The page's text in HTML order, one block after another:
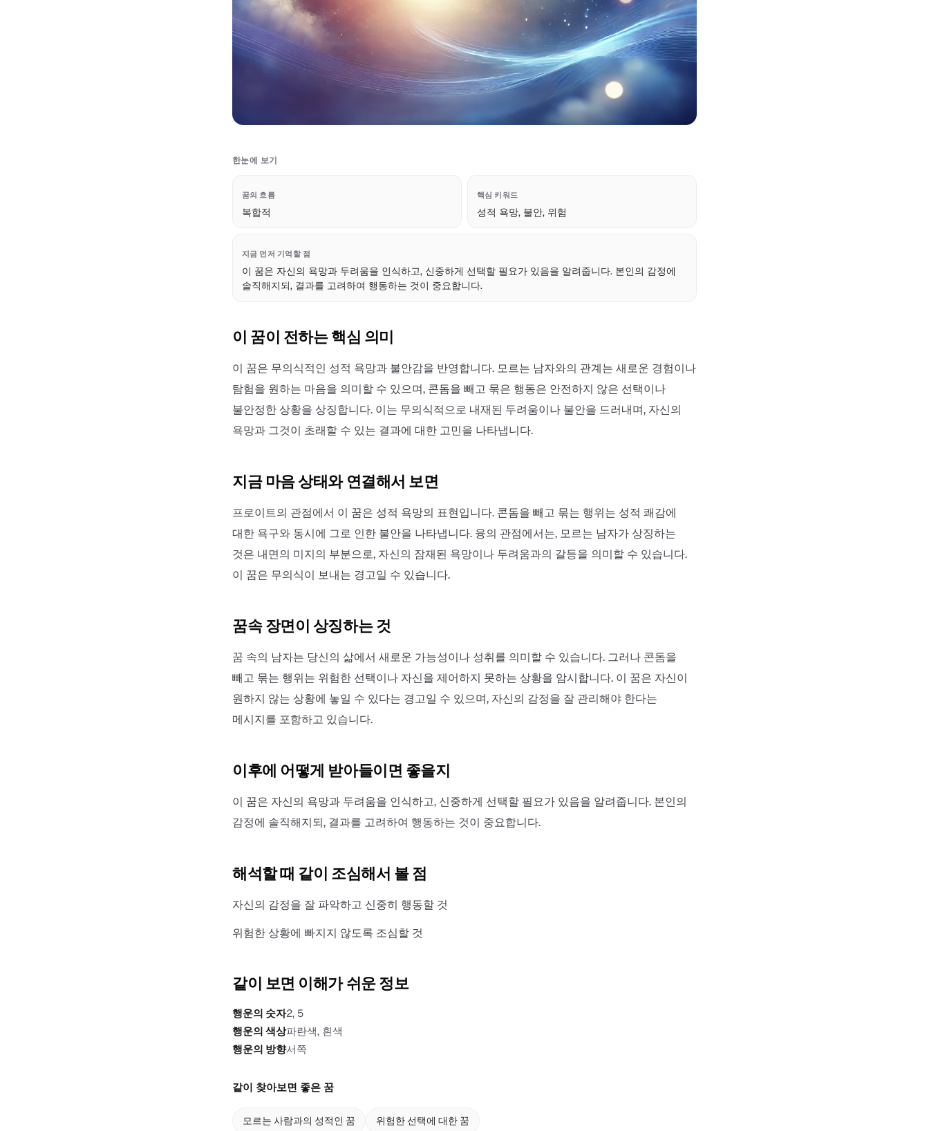
한눈에 보기
꿈의 흐름
복합적
핵심 키워드
성적 욕망, 불안, 위험
지금 먼저 기억할 점
이 꿈은 자신의 욕망과 두려움을 인식하고, 신중하게 선택할 필요가 있음을 알려줍니다. 본인의 감정에
솔직해지되, 결과를 고려하여 행동하는 것이 중요합니다.
이 꿈이 전하는 핵심 의미
이 꿈은 무의식적인 성적 욕망과 불안감을 반영합니다. 모르는 남자와의 관계는 새로운 경험이나
탐험을 원하는 마음을 의미할 수 있으며, 콘돔을 빼고 묶은 행동은 안전하지 않은 선택이나
불안정한 상황을 상징합니다. 이는 무의식적으로 내재된 두려움이나 불안을 드러내며, 자신의
욕망과 그것이 초래할 수 있는 결과에 대한 고민을 나타냅니다.
지금 마음 상태와 연결해서 보면
프로이트의 관점에서 이 꿈은 성적 욕망의 표현입니다. 콘돔을 빼고 묶는 행위는 성적 쾌감에
대한 욕구와 동시에 그로 인한 불안을 나타냅니다. 융의 관점에서는, 모르는 남자가 상징하는
것은 내면의 미지의 부분으로, 자신의 잠재된 욕망이나 두려움과의 갈등을 의미할 수 있습니다.
이 꿈은 무의식이 보내는 경고일 수 있습니다.
꿈속 장면이 상징하는 것
꿈 속의 남자는 당신의 삶에서 새로운 가능성이나 성취를 의미할 수 있습니다. 그러나 콘돔을
빼고 묶는 행위는 위험한 선택이나 자신을 제어하지 못하는 상황을 암시합니다. 이 꿈은 자신이
원하지 않는 상황에 놓일 수 있다는 경고일 수 있으며, 자신의 감정을 잘 관리해야 한다는
메시지를 포함하고 있습니다.
이후에 어떻게 받아들이면 좋을지
이 꿈은 자신의 욕망과 두려움을 인식하고, 신중하게 선택할 필요가 있음을 알려줍니다. 본인의
감정에 솔직해지되, 결과를 고려하여 행동하는 것이 중요합니다.
해석할 때 같이 조심해서 볼 점
자신의 감정을 잘 파악하고 신중히 행동할 것
위험한 상황에 빠지지 않도록 조심할 것
같이 보면 이해가 쉬운 정보
행운의 숫자2, 5
행운의 색상파란색, 흰색
행운의 방향서쪽
같이 찾아보면 좋은 꿈
모르는 사람과의 성적인 꿈 위험한 선택에 대한 꿈